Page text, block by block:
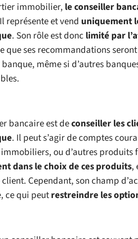
immobilier, le conseiller
représente et vend uniquement
. Son rôle est donc limité par
que ses recommandations seront
même si d’autres
bancaire est deconseiller les
. Il peut s’agir de comptes
ou d’autres produits
dans le choix de ces produits,
Cependant, son champ
ce qui peutrestreindre les